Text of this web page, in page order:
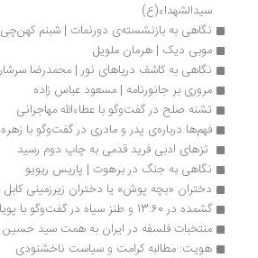
سیدالشهداء(ع)
نگاهی به بازنشسته‌ی دورنمات | شبنم کهن‌چی
موبی دیک | هرمان ملویل
نگاهی به کاشف دریاهای نور | محمدرضا سرشار
مروری بر جانورنامه | مسعود عباس زاده
تشنه صلح در گفت‌وگو با عطاءالله مهاجرانی
فهم‌ها درباره‌ی پدر و مادری در گفت‌وگو با زهره سعیدی
تزهای ادبی فرید قدمی به چاپ دوم رسید
نگاهی به جنگ در برهوت | پاریس ریویو
دختران «بچه پوش» یا دختران زیرزمینی کابل
گشمده در 13:60 و طنز سیاه در گفت‌وگو با پویان مُکاری
منتخبات فلسفه در ایران به همت سید حسین نصر
هویت: مطالبه کرامت و سیاست ناخشنودی